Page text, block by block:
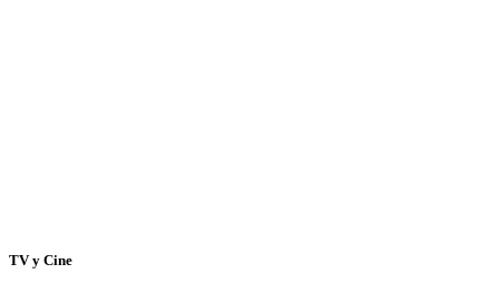
TV y Cine